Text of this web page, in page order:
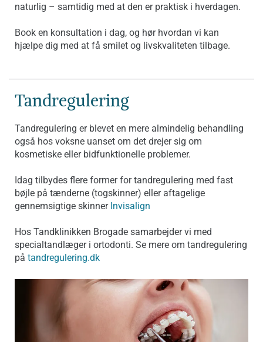
naturlig – samtidig med at den er praktisk i hverdagen.
Book en konsultation i dag, og hør hvordan vi kan
hjælpe dig med at få smilet og livskvaliteten tilbage.
Tandregulering
Tandregulering er blevet en mere almindelig behandling
også hos voksne uanset om det drejer sig om
kosmetiske eller bidfunktionelle problemer.
Idag tilbydes flere former for tandregulering med fast
bøjle på tænderne (togskinner) eller aftagelige
gennemsigtige skinner Invisalign
Hos Tandklinikken Brogade samarbejder vi med
specialtandlæger i ortodonti. Se mere om tandregulering
på tandregulering.dk